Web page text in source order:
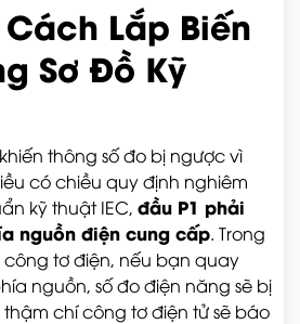
Lắp Biến
Sơ Đồ Kỹ
thông số đo bị ngược vì
có chiều quy định nghiêm
kỹ thuật IEC, đầu P1 phải
nguồn điện cung cấp. Trong
tơ điện, nếu bạn quay
nguồn, số đo điện năng sẽ bị
chí công tơ điện tử sẽ báo